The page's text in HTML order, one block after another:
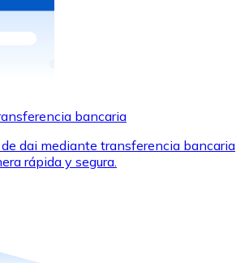
SEPA
a tu cuenta Bitnovo o realiza compras
Visa y Mastercard para comprar
tarjeta
regalo
regalo de tus marcas favoritas con
bancaria
dai mediante transferencia bancaria
rápida y segura.